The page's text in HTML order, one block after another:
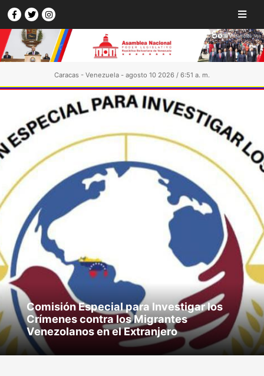
Caracas - Venezuela - agosto 10 2026 / 6:51 a. m.
Comisión Especial para Investigar los
Crímenes contra los Migrantes
Venezolanos en el Extranjero